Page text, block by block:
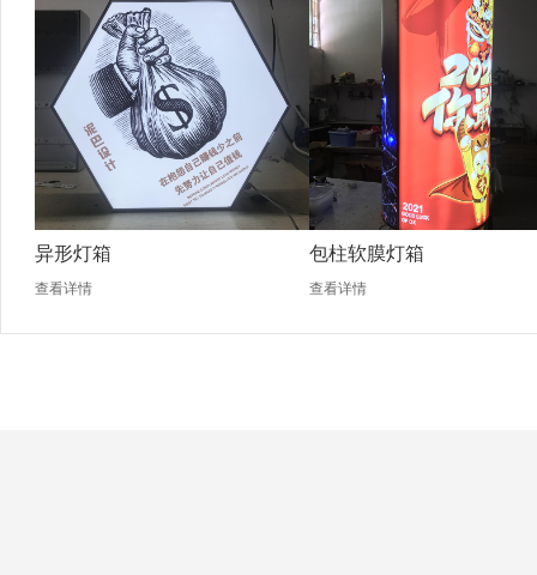
异形灯箱
查看详情
包柱软膜灯箱
查看详情